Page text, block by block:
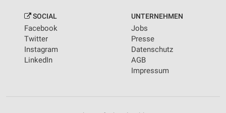
SOCIAL
Facebook
Twitter
Instagram
LinkedIn
UNTERNEHMEN
Jobs
Presse
Datenschutz
AGB
Impressum